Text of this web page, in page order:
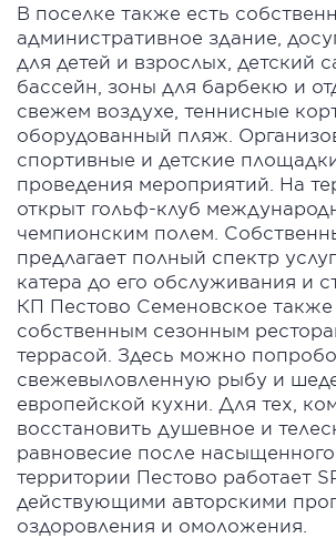
В поселке также есть
административное здание,
для детей и взрослых, детский
бассейн, зоны для барбекю и
свежем воздухе, теннисные
оборудованный пляж.
спортивные и детские
проведения мероприятий. На
открыт гольф-клуб
чемпионским полем.
предлагает полный спектр
катера до его обслуживания и
КП Пестово Семеновское также
собственным сезонным
террасой. Здесь можно
свежевыловленную рыбу и
европейской кухни. Для тех,
восстановить душевное и
равновесие после
территории Пестово работает
действующими авторскими
оздоровления и омоложения.